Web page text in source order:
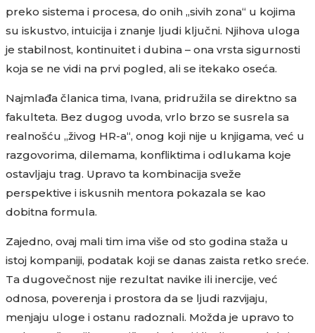
preko sistema i procesa, do onih „sivih zona“ u kojima
su iskustvo, intuicija i znanje ljudi ključni. Njihova uloga
je stabilnost, kontinuitet i dubina – ona vrsta sigurnosti
koja se ne vidi na prvi pogled, ali se itekako oseća.
Najmlađa članica tima, Ivana, pridružila se direktno sa
fakulteta. Bez dugog uvoda, vrlo brzo se susrela sa
realnošću „živog HR-a“, onog koji nije u knjigama, već u
razgovorima, dilemama, konfliktima i odlukama koje
ostavljaju trag. Upravo ta kombinacija sveže
perspektive i iskusnih mentora pokazala se kao
dobitna formula.
Zajedno, ovaj mali tim ima više od sto godina staža u
istoj kompaniji, podatak koji se danas zaista retko sreće.
Ta dugovečnost nije rezultat navike ili inercije, već
odnosa, poverenja i prostora da se ljudi razvijaju,
menjaju uloge i ostanu radoznali. Možda je upravo to